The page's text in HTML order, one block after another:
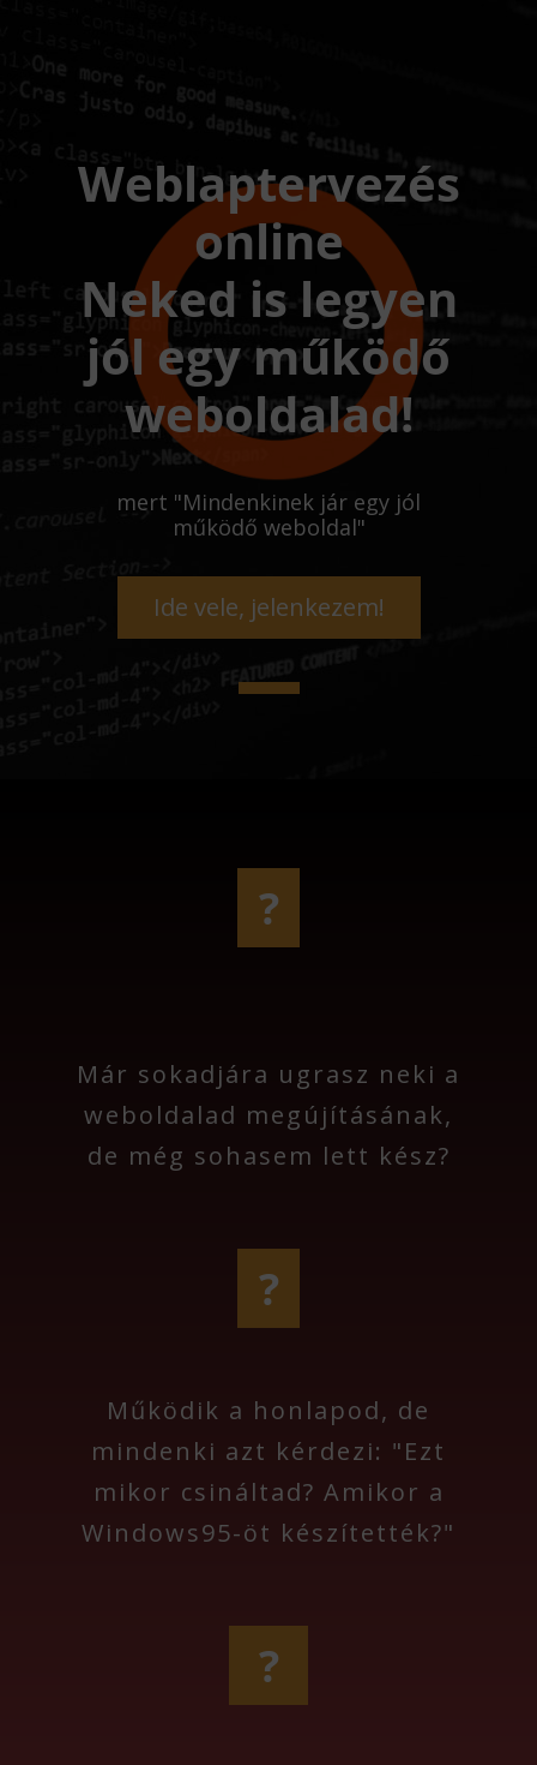
Weblaptervezés
online
Neked is legyen
jól egy működő
weboldalad!
mert "Mindenkinek jár egy jól
működő weboldal"
Ide vele, jelenkezem!
?
Már sokadjára ugrasz neki a
weboldalad megújításának,
de még sohasem lett kész?
?
Működik a honlapod, de
mindenki azt kérdezi: "Ezt
mikor csináltad? Amikor a
Windows95-öt készítették?"
?